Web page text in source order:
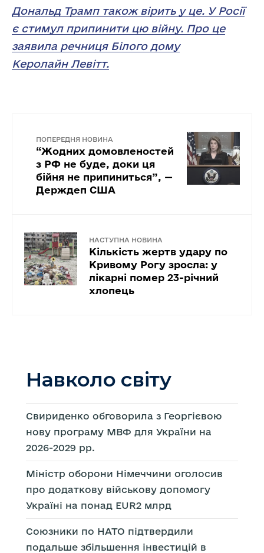
Дональд Трамп також вірить у це. У Росії
є стимул припинити цю війну. Про це
заявила речниця Білого дому
Керолайн Левітт.
ПОПЕРЕДНЯ НОВИНА
“Жодних домовленостей
з РФ не буде, доки ця
бійня не припиниться”, —
Держдеп США
НАСТУПНА НОВИНА
Кількість жертв удару по
Кривому Рогу зросла: у
лікарні помер 23-річний
хлопець
Навколо світу
Свириденко обговорила з Георгієвою
нову програму МВФ для України на
2026-2029 рр.
Міністр оборони Німеччини оголосив
про додаткову військову допомогу
Україні на понад EUR2 млрд
Союзники по НАТО підтвердили
подальше збільшення інвестицій в